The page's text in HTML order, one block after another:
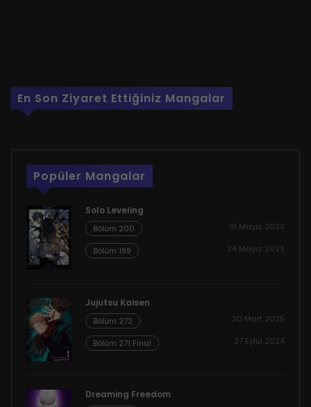
En Son Ziyaret Ettiğiniz Mangalar
Popüler Mangalar
Solo Leveling
Bölüm 200 31 Mayıs 2023
Bölüm 199 24 Mayıs 2023
Jujutsu Kaisen
Bölüm 272 20 Mart 2025
Bölüm 271 Final 27 Eylül 2024
Dreaming Freedom